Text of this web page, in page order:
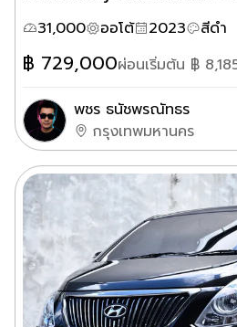
31,000 ออโต้ 2023 สีดำ
฿ 729,000ผ่อนเริ่มต้น ฿
พชร ธนัชพรณัทธร
กรุงเทพมหานคร